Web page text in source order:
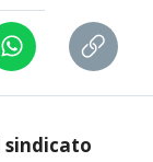
sindicato